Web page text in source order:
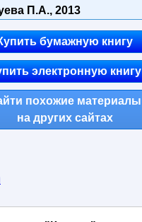
П.А., 2013
бумажную книгу
электронную книгу
похожие материалы
на других сайтах